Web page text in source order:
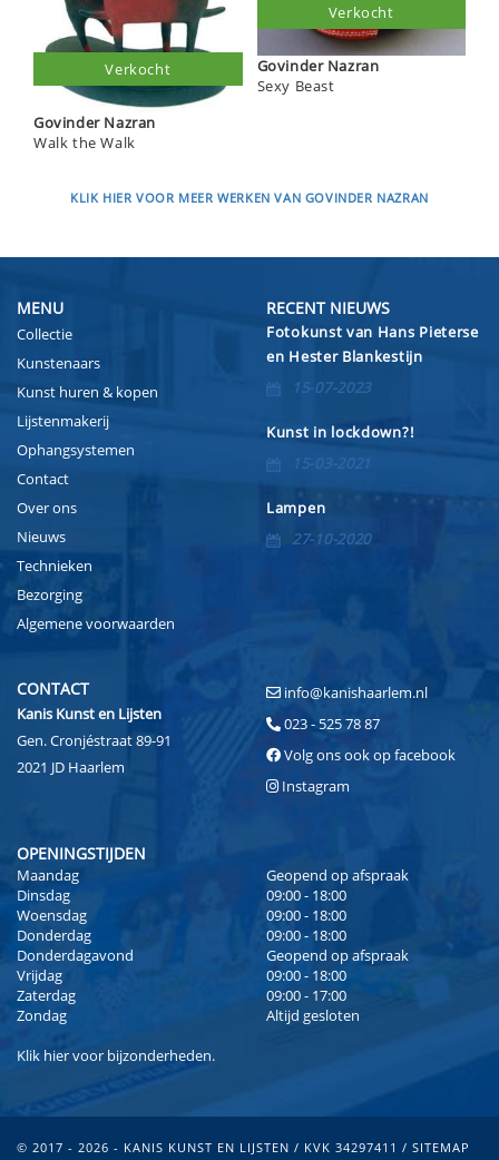
Govinder Nazran
Walk the Walk
Verkocht
Govinder Nazran
Sexy Beast
Verkocht
KLIK HIER VOOR MEER WERKEN VAN GOVINDER NAZRAN
MENU
Collectie
Kunstenaars
Kunst huren & kopen
Lijstenmakerij
Ophangsystemen
Contact
Over ons
Nieuws
Technieken
Bezorging
Algemene voorwaarden
RECENT NIEUWS
Fotokunst van Hans Pieterse
en Hester Blankestijn
15-07-2023
Kunst in lockdown?!
15-03-2021
Lampen
27-10-2020
CONTACT
Kanis Kunst en Lijsten
Gen. Cronjéstraat 89-91
2021 JD Haarlem
info@kanishaarlem.nl
023 - 525 78 87
Volg ons ook op facebook
Instagram
OPENINGSTIJDEN
Maandag
Geopend op afspraak
Dinsdag
09:00 - 18:00
Woensdag
09:00 - 18:00
Donderdag
09:00 - 18:00
Donderdagavond
Geopend op afspraak
Vrijdag
09:00 - 18:00
Zaterdag
09:00 - 17:00
Zondag
Altijd gesloten
Klik hiervoor bijzonderheden.
© 2017 - 2026 - KANIS KUNST EN LIJSTEN / KVK 34297411 / SITEMAP